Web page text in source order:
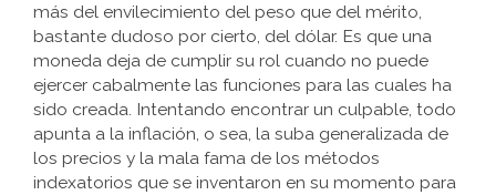
más del envilecimiento del peso que del mérito,
bastante dudoso por cierto, del dólar. Es que una
moneda deja de cumplir su rol cuando no puede
ejercer cabalmente las funciones para las cuales ha
sido creada. Intentando encontrar un culpable, todo
apunta a la inflación, o sea, la suba generalizada de
los precios y la mala fama de los métodos
indexatorios que se inventaron en su momento para